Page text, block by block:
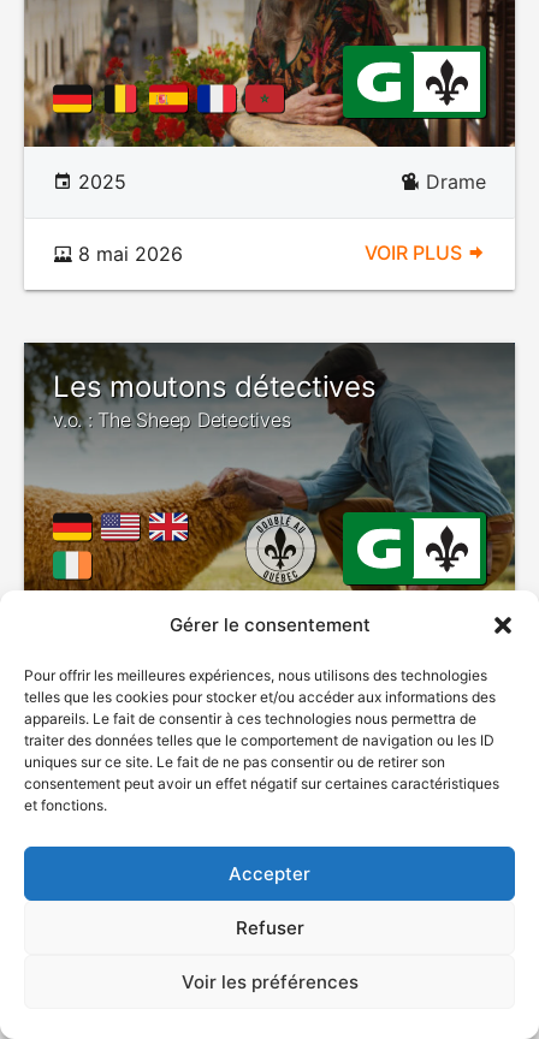
Gérer le consentement
Pour offrir les meilleures expériences, nous utilisons des technologies
telles que les cookies pour stocker et/ou accéder aux informations des
appareils. Le fait de consentir à ces technologies nous permettra de
traiter des données telles que le comportement de navigation ou les ID
uniques sur ce site. Le fait de ne pas consentir ou de retirer son
consentement peut avoir un effet négatif sur certaines caractéristiques
et fonctions.
Accepter
Refuser
Voir les préférences
2025 Drame
8 mai 2026 VOIR PLUS
Les moutons détectives
v.o. : The Sheep Detectives
8 mai 2026 VOIR PLUS
Héron bleu